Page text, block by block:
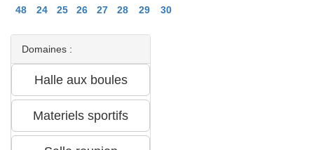
48
24 25 26 27 28 29 30
Domaines :